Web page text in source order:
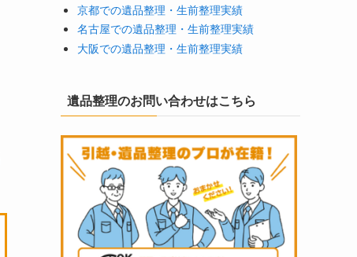
京都での遺品整理・生前整理実績
名古屋での遺品整理・生前整理実績
大阪での遺品整理・生前整理実績
遺品整理のお問い合わせはこちら